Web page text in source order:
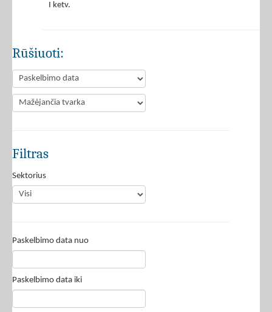
I ketv.
Rūšiuoti:
Filtras
Sektorius
Paskelbimo data nuo
Paskelbimo data iki